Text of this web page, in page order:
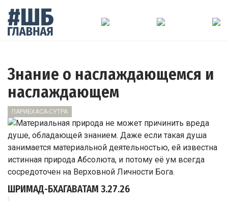
Знание о наслаждающемся и
наслаждающем
ПАРИБХАСА-СУТРА
ШРИМАД-БХАГАВАТАМ 3.27.26